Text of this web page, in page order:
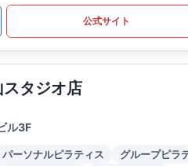
公式サイト
タジオ店
ル3F
パーソナルピラティス グループピラ